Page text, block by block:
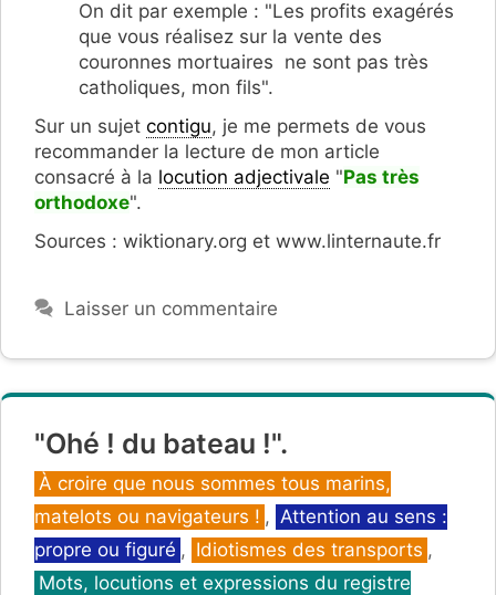
On dit par exemple : "Les profits exagérés
que vous réalisez sur la vente des
couronnes mortuaires ne sont pas très
catholiques, mon fils".
Sur un sujet contigu, je me permets de vous
recommander la lecture de mon article
consacré à la locution adjectivale "Pas très
orthodoxe".
Sources : wiktionary.org et www.linternaute.fr
Laisser un commentaire
"Ohé ! du bateau !".
Catégories
À croire que nous sommes tous marins,
matelots ou navigateurs ! , Attention au sens :
propre ou figuré , Idiotismes des transports ,
Mots, locutions et expressions du registre